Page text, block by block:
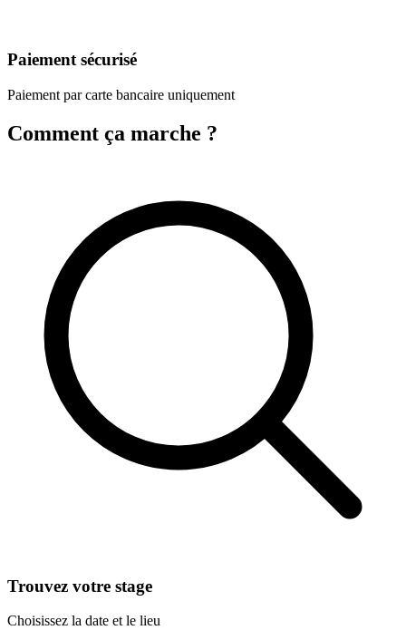
Paiement sécurisé
Paiement par carte bancaire uniquement
Comment ça marche ?
Trouvez votre stage
Choisissez la date et le lieu